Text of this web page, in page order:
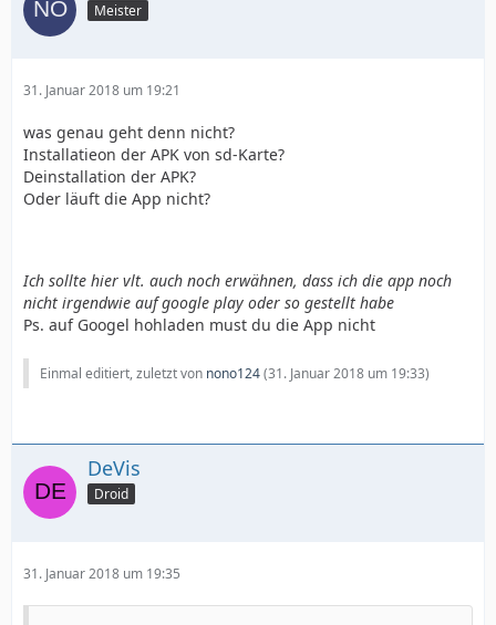
Meister
31. Januar 2018 um 19:21
was genau geht denn nicht?
Installatieon der APK von sd-Karte?
Deinstallation der APK?
Oder läuft die App nicht?
Ich sollte hier vlt. auch noch erwähnen, dass ich die app noch
nicht irgendwie auf google play oder so gestellt habe
Ps. auf Googel hohladen must du die App nicht
Einmal editiert, zuletzt von nono124(31. Januar 2018 um 19:33)
DeVis
Droid
31. Januar 2018 um 19:35